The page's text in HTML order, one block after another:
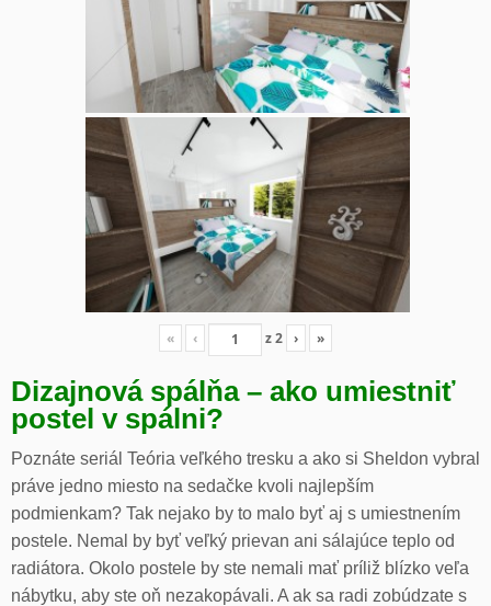
« ‹ z2 › »
Dizajnová spálňa – ako umiestniť
postel v spálni?
Poznáte seriál Teória veľkého tresku a ako si Sheldon vybral
práve jedno miesto na sedačke kvoli najlepším
podmienkam? Tak nejako by to malo byť aj s umiestnením
postele. Nemal by byť veľký prievan ani sálajúce teplo od
radiátora. Okolo postele by ste nemali mať príliž blízko veľa
nábytku, aby ste oň nezakopávali. A ak sa radi zobúdzate s